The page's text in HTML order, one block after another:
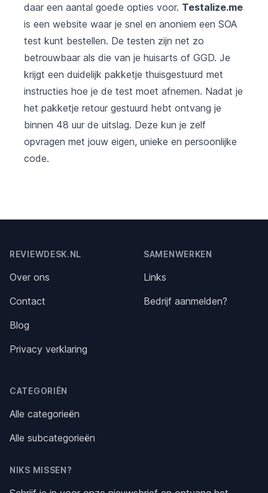
daar een aantal goede opties voor. Testalize.me
is een website waar je snel en anoniem een SOA
test kunt bestellen. De testen zijn net zo
betrouwbaar als die van je huisarts of GGD. Je
krijgt een duidelijk pakketje thuisgestuurd met
instructies hoe je de test moet afnemen. Nadat je
het pakketje retour gestuurd hebt ontvang je
binnen 48 uur de uitslag. Deze kun je zelf
opvragen met jouw eigen, unieke en persoonlijke
code.
REVIEWDESK.NL
Over ons
Contact
Blog
Privacy verklaring
CATEGORIËN
Alle categorieën
Alle subcategorieën
SAMENWERKEN
Links
Bedrijf aanmelden?
NIKS MISSEN?